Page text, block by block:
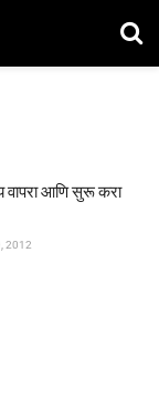
वापरा आणि सुरू करा
2012